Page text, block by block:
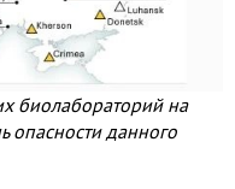
биолабораторий на
опасности данного